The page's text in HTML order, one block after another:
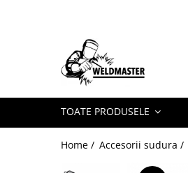
Toate Produsele
Aparate sudura MMA
Aparate de sudura MIG-MAG
Aparate de sudura TIG-WIG
Aparate sudura aluminiu AC/DC
Masti de sudura cu cristale lichide
TOATE PRODUSELE
Home / Accesorii sudura /